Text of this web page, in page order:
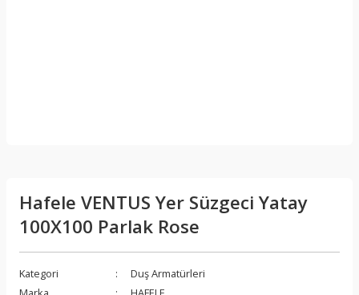
Hafele VENTUS Yer Süzgeci Yatay
100X100 Parlak Rose
Kategori
Duş Armatürleri